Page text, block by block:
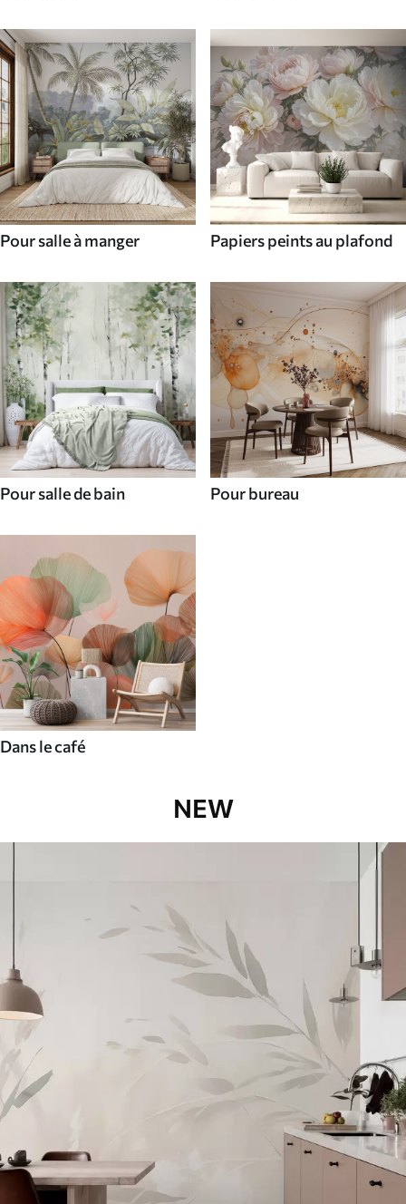
Pour salle à manger Papiers peints au plafond
Pour salle de bain Pour bureau
Dans le café
NEW